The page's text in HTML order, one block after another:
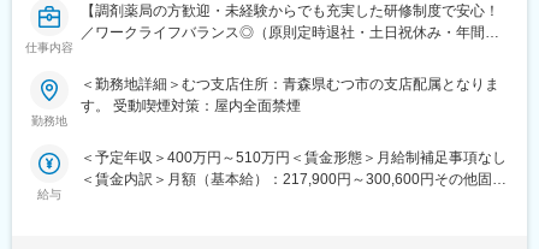
・ゼネラルマネージャー（年収900～1200万円）
・業界トップクラスのIoT製品や医療システムに触れる事が可能で
す。また、販売スキルだけでなく薬局運営コンサルティングのス
【ポジションの魅力】
安心安全や、医療従事者の負担軽減に大きく貢献しています。
・調剤というニッチな分野で、業界トップクラスのシェアを誇る
仕事内容
【調剤薬局の方歓迎・未経験からでも充実した研修制度で安心！
／ワークライフバランス◎（原則定時退社・土日祝休み・年間休
■職務内容
通して手厚くフォローしますのでご安心ください！
勤務地
＜勤務地詳細＞むつ支店住所：青森県むつ市の支店配属となりま
す。 受動喫煙対策：屋内全面禁煙
給与
＜予定年収＞400万円～510万円＜賃金形態＞月給制補足事項なし
＜賃金内訳＞月額（基本給）：217,900円～300,600円その他固定